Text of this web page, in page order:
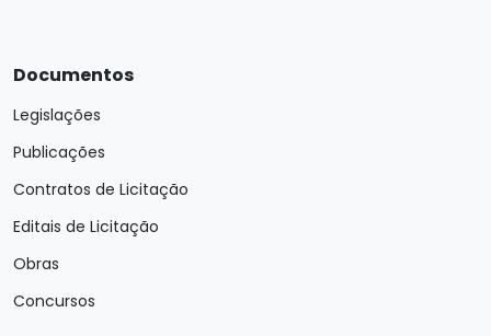
Documentos
Legislações
Publicações
Contratos de Licitação
Editais de Licitação
Obras
Concursos